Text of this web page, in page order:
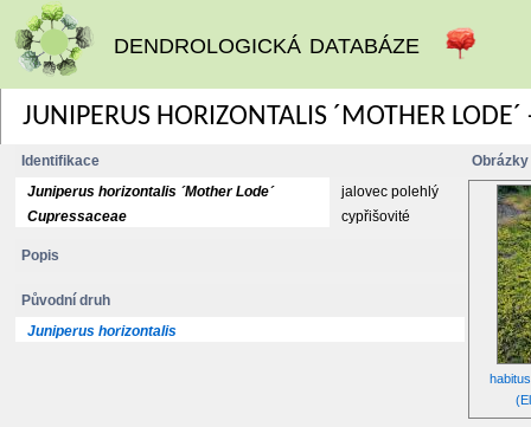
dendrologická databáze
JUNIPERUS HORIZONTALIS ´MOTHER
Obrázky
Identifikace
Juniperus horizontalis ´Mother Lode´
jalovec polehlý
Cupressaceae
cypřišovité
Popis
Původní druh
Juniperus horizontalis